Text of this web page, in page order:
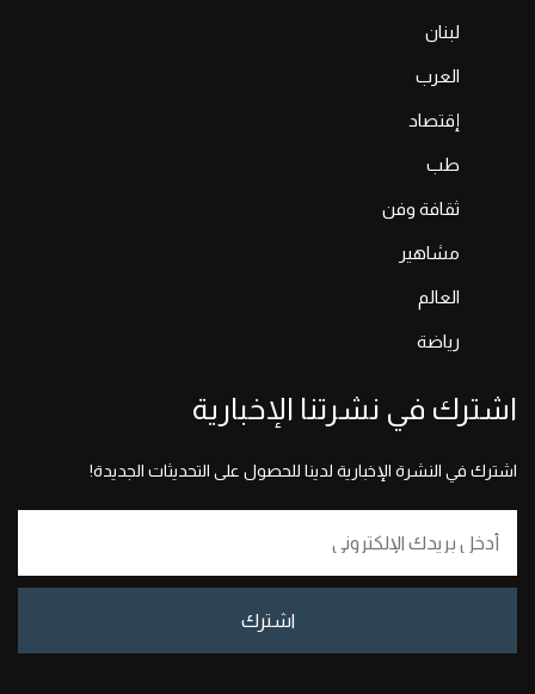
لبنان
العرب
إقتصاد
طب
ثقافة وفن
مشاهير
العالم
رياضة
اشترك في نشرتنا الإخبارية
اشترك في النشرة الإخبارية لدينا للحصول على التحديثات الجديدة!
اشترك